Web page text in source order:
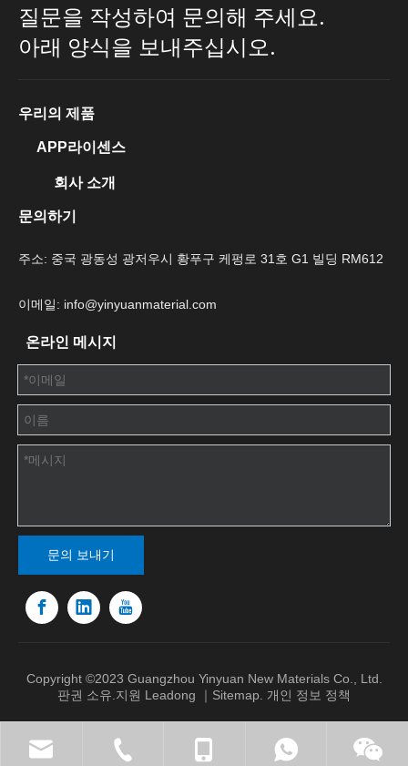
질문을 작성하여 문의해 주세요.
아래 양식을 보내주십시오.
우리의 제품
APP라이센스
회사 소개
문의하기
주소: 중국 광동성 광저우시 황푸구 케펑로 31호 G1 빌딩 RM612
이메일: info@yinyuanmaterial.com
온라인 메시지
문의 보내기
Copyright ©2023 Guangzhou Yinyuan New Materials Co., Ltd.
판권 소유.지원 Leadong ｜ Sitemap 개인 정보 정책